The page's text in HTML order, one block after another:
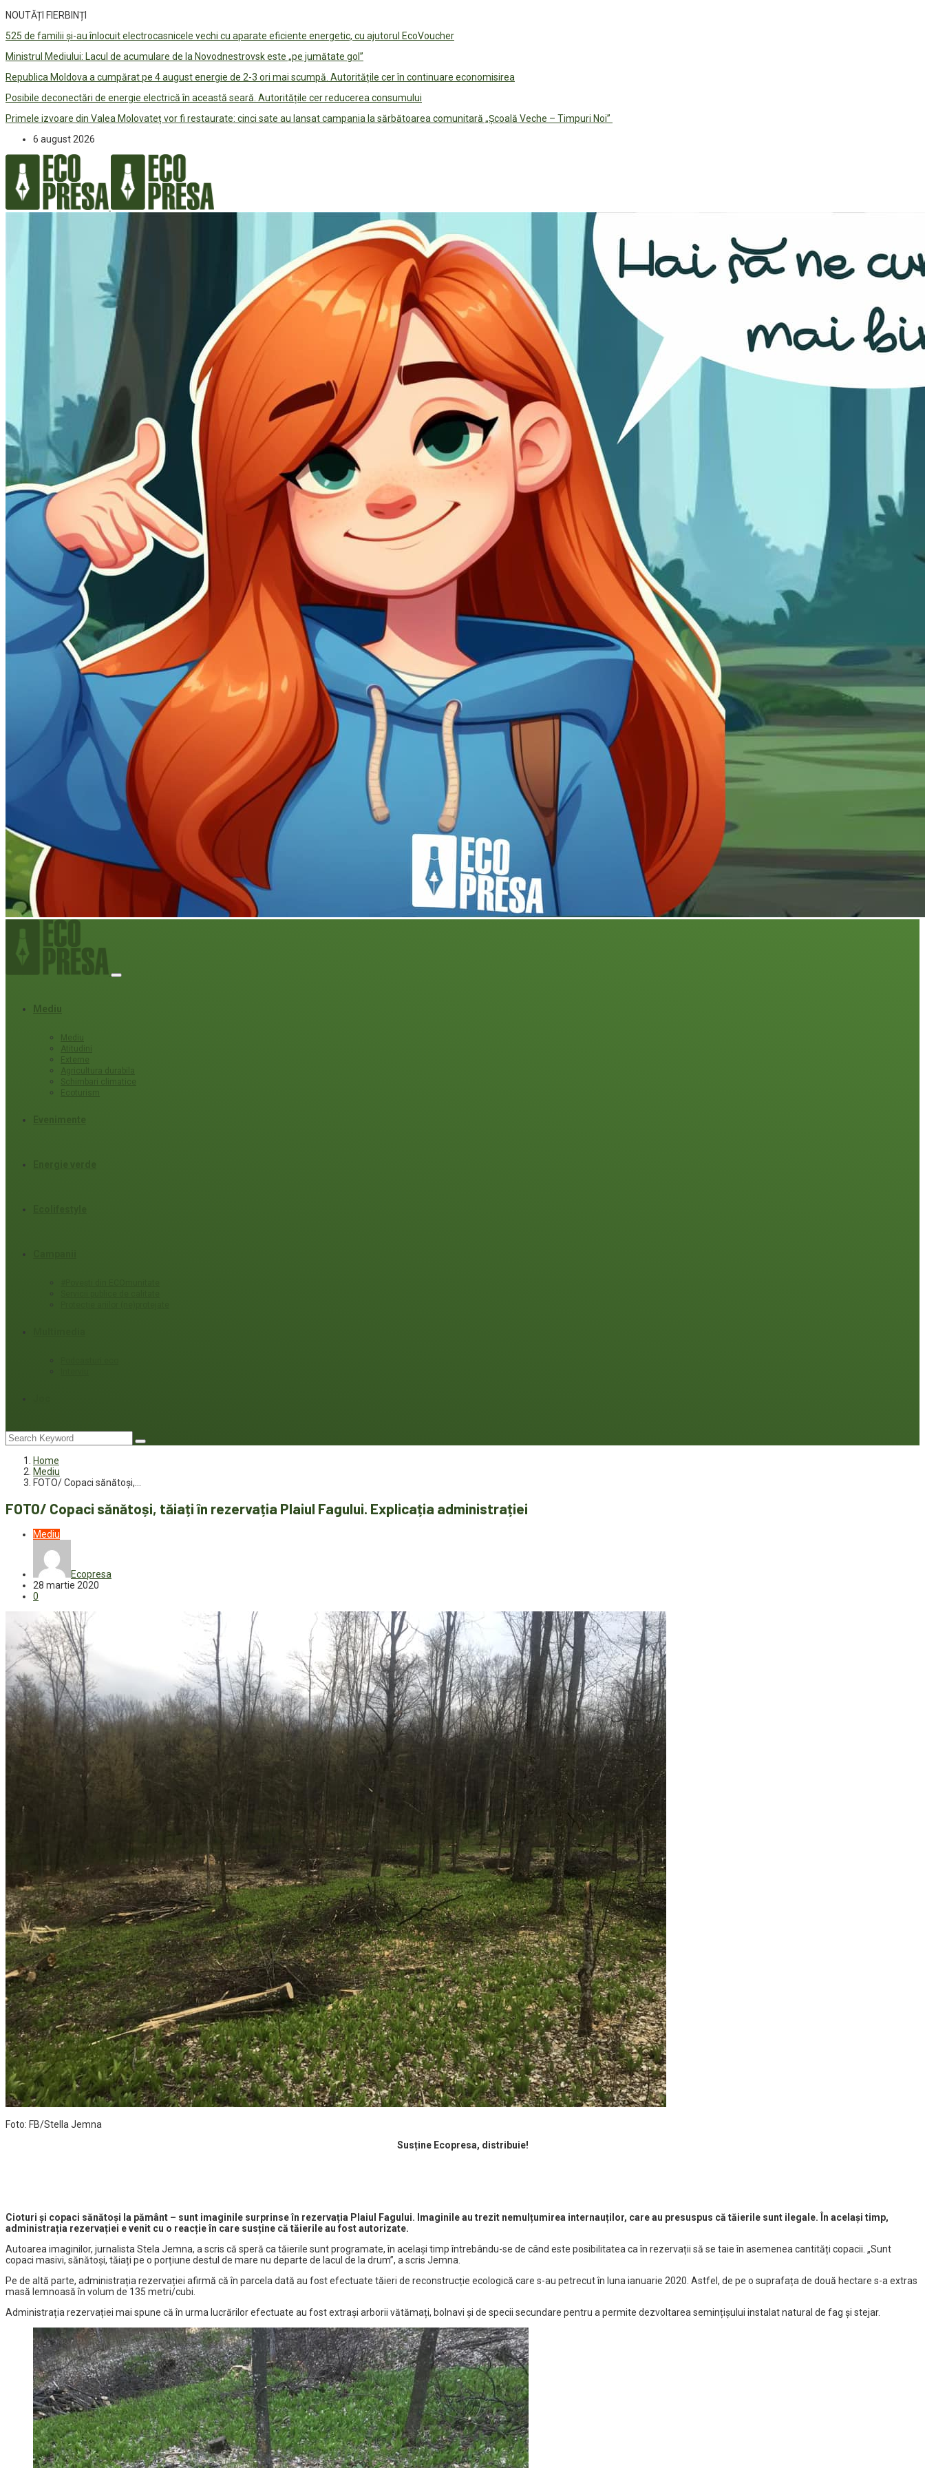
NOUTĂȚI FIERBINȚI
525 de familii și-au înlocuit electrocasnicele vechi cu aparate eficiente energetic, cu ajutorul EcoVoucher
Ministrul Mediului: Lacul de acumulare de la Novodnestrovsk este „pe jumătate gol”
Republica Moldova a cumpărat pe 4 august energie de 2-3 ori mai scumpă. Autoritățile cer în continuare economisirea
Posibile deconectări de energie electrică în această seară. Autoritățile cer reducerea consumului
Primele izvoare din Valea Molovateț vor fi restaurate: cinci sate au lansat campania la sărbătoarea comunitară „Școală Veche – Timpuri Noi”
6 august 2026
Mediu
Mediu
Atitudini
Externe
Agricultura durabila
Schimbari climatice
Ecoturism
Home
Mediu
FOTO/ Copaci sănătoși,…
FOTO/ Copaci sănătoși, tăiați în rezervația Plaiul Fagului. Explicația administrației
Mediu
Ecopresa
28 martie 2020
0
Foto: FB/Stella Jemna
Susține Ecopresa, distribuie!
Cioturi și copaci sănătoși la pământ – sunt imaginile surprinse în rezervația Plaiul Fagului. Imaginile au trezit nemulțumirea internauților, care au presuspus că tăierile sunt ilegale. În același timp,
administrația rezervației e venit cu o reacție în care susține că tăierile au fost autorizate.
Autoarea imaginilor, jurnalista Stela Jemna, a scris că speră ca tăierile sunt programate, în același timp întrebându-se de când este posibilitatea ca în rezervații să se taie în asemenea cantități copacii. „Sunt
copaci masivi, sănătoși, tăiați pe o porțiune destul de mare nu departe de lacul de la drum”, a scris Jemna.
Pe de altă parte, administrația rezervației afirmă că în parcela dată au fost efectuate tăieri de reconstrucție ecologică care s-au petrecut în luna ianuarie 2020. Astfel, de pe o suprafața de două hectare s-a extras
masă lemnoasă în volum de 135 metri/cubi.
Administrația rezervației mai spune că în urma lucrărilor efectuate au fost extrași arborii vătămați, bolnavi și de specii secundare pentru a permite dezvoltarea semințișului instalat natural de fag și stejar.